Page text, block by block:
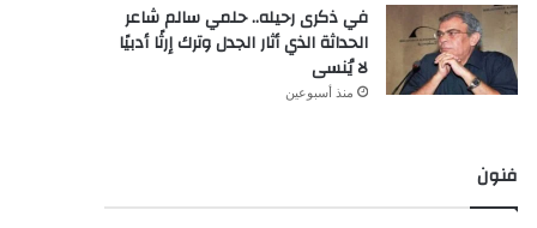
في ذكرى رحيله.. حلمي سالم شاعر
الحداثة الذي أثار الجدل وترك إرثًا أدبيًا
لا يُنسى
منذ أسبوعين
فنون